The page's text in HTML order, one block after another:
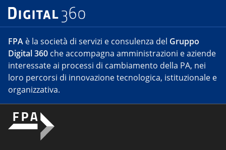
FPA è la società di servizi e consulenza del Gruppo
Digital 360 che accompagna amministrazioni e aziende
interessate ai processi di cambiamento della PA, nei
loro percorsi di innovazione tecnologica, istituzionale e
organizzativa.